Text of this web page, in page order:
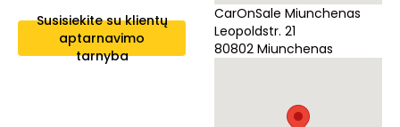
Susisiekite su klientų
aptarnavimo
tarnyba
CarOnSale Miunchenas
Leopoldstr. 21
80802 Miunchenas